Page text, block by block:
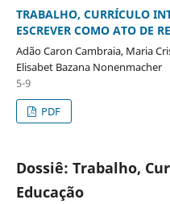
TRABALHO, CURRÍCULO
ESCREVER COMO ATO DE
Adão Caron Cambraia, Maria
Elisabet Bazana Nonenmacher
5-9
PDF
Dossiê: Trabalho,
Educação